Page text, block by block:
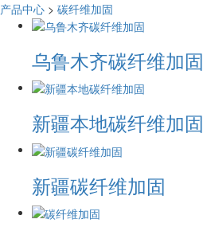
产品中心 > 碳纤维加固
​乌鲁木齐碳纤维加固
新疆本地碳纤维加固
新疆碳纤维加固